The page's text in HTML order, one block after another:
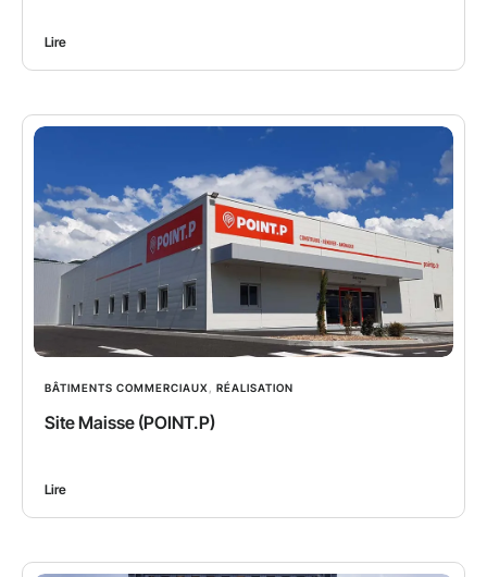
Lire
BÂTIMENTS COMMERCIAUX RÉALISATION
Site Maisse (POINT.P)
Lire